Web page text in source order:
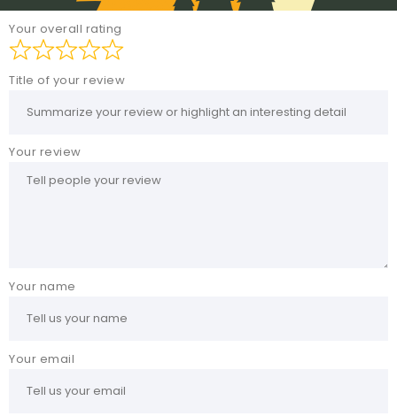
Your overall rating
Title of your review
Your review
Your name
Your email